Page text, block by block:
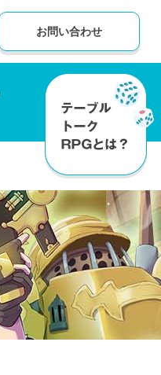
お問い合わせ